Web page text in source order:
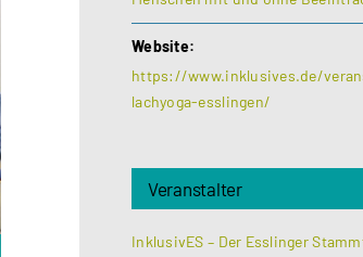
Website:
https://www.inklusives.de/
lachyoga-esslingen/
Veranstalter
InklusivES – Der Esslinger